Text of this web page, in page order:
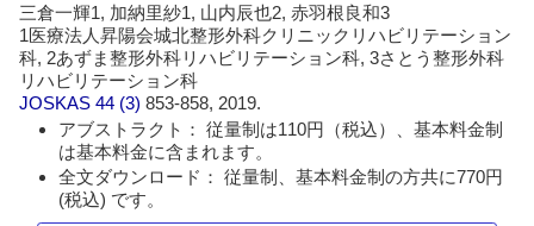
三倉一輝1, 加納里紗1, 山内辰也2, 赤羽根良和3
1医療法人昇陽会城北整形外科クリニックリハビリテーション
科, 2あずま整形外科リハビリテーション科, 3さとう整形外科
リハビリテーション科
JOSKAS 44 (3)853-858, 2019.
アブストラクト： 従量制は110円（税込）、基本料金制
は基本料金に含まれます。
全文ダウンロード： 従量制、基本料金制の方共に770円
(税込) です。